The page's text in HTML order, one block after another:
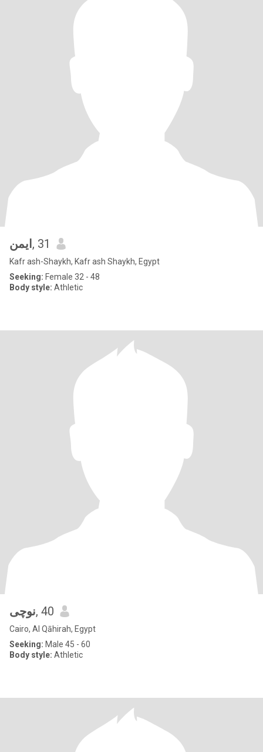
ايمن , 31
Kafr ash-Shaykh, Kafr ash Shaykh, Egypt
Seeking: Female 32 - 48
Body style: Athletic
نوچى, 40
Cairo, Al Qāhirah, Egypt
Seeking: Male 45 - 60
Body style: Athletic